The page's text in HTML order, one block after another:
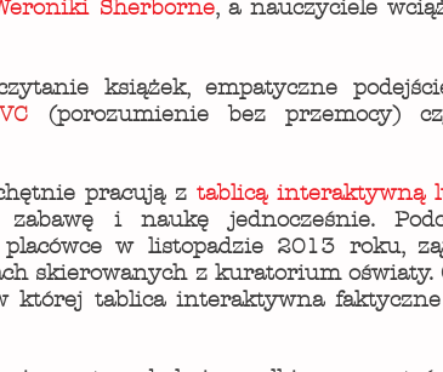
Sherborne, a nauczyciele
książek, empatyczne
(porozumienie bez przemocy)
pracują z tablicą interaktywną
i naukę jednocześnie.
w listopadzie 2013 roku,
skierowanych z kuratorium oświaty.
której tablica interaktywna faktyczne